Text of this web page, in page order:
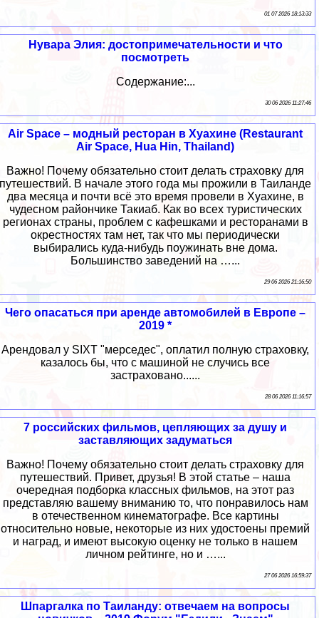
01 07 2026 18:13:33
Нувара Элия: достопримечательности и что
посмотреть
Содержание:...
30 06 2026 11:27:46
Air Space – модный ресторан в Хуахине (Restaurant
Air Space, Hua Hin, Thailand)
Важно! Почему обязательно стоит делать страховку для
путешествий. В начале этого года мы прожили в Таиланде
два месяца и почти всё это время провели в Хуахине, в
чудесном райончике Такиаб. Как во всех туристических
регионах страны, проблем с кафешками и ресторанами в
окрестностях там нет, так что мы периодически
выбирались куда-нибудь поужинать вне дома.
Большинство заведений на …...
29 06 2026 21:16:50
Чего опасаться при аренде автомобилей в Европе –
2019 *
Арендовал у SIXT "мерседес", оплатил полную страховку,
казалось бы, что с машиной не случись все
застраховано......
28 06 2026 11:16:57
7 российских фильмов, цепляющих за душу и
заставляющих задуматься
Важно! Почему обязательно стоит делать страховку для
путешествий. Привет, друзья! В этой статье – наша
очередная подборка классных фильмов, на этот раз
представляю вашему вниманию то, что понравилось нам
в отечественном кинематографе. Все картины
относительно новые, некоторые из них удостоены премий
и наград, и имеют высокую оценку не только в нашем
личном рейтинге, но и …...
27 06 2026 16:59:37
Шпаргалка по Таиланду: отвечаем на вопросы